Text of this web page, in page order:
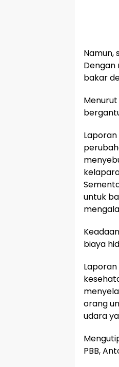
Namun,
Dengan
bakar
untuk
biaya
orang
udara
PBB,